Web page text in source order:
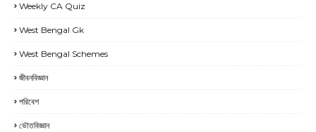
Weekly CA Quiz
West Bengal Gk
West Bengal Schemes
জীবনবিজ্ঞান
পরিবেশ
ভৌতবিজ্ঞান